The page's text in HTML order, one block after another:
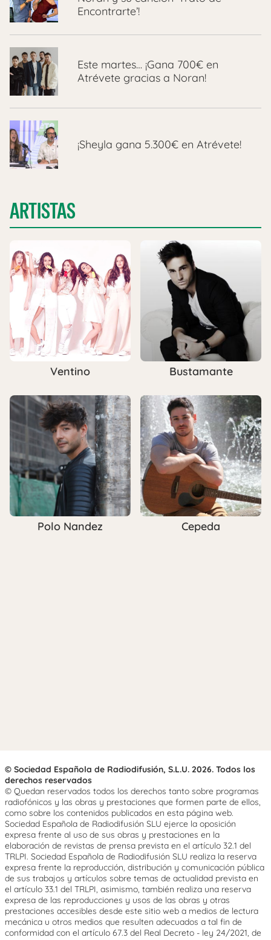
Encontrarte’!
Este martes… ¡Gana 700€ en
Atrévete gracias a Noran!
¡Sheyla gana 5.300€ en Atrévete!
ARTISTAS
Ventino Bustamante
Polo Nandez Cepeda
© Sociedad Española de Radiodifusión, S.L.U. 2026. Todos los
derechos reservados
© Quedan reservados todos los derechos tanto sobre programas
radiofónicos y las obras y prestaciones que formen parte de ellos,
como sobre los contenidos publicados en esta página web.
Sociedad Española de Radiodifusión SLU ejerce la oposición
expresa frente al uso de sus obras y prestaciones en la
elaboración de revistas de prensa prevista en el artículo 32.1 del
TRLPI. Sociedad Española de Radiodifusión SLU realiza la reserva
expresa frente la reproducción, distribución y comunicación pública
de sus trabajos y artículos sobre temas de actualidad prevista en
el artículo 33.1 del TRLPI, asimismo, también realiza una reserva
expresa de las reproducciones y usos de las obras y otras
prestaciones accesibles desde este sitio web a medios de lectura
mecánica u otros medios que resulten adecuados a tal fin de
conformidad con el artículo 67.3 del Real Decreto - ley 24/2021, de